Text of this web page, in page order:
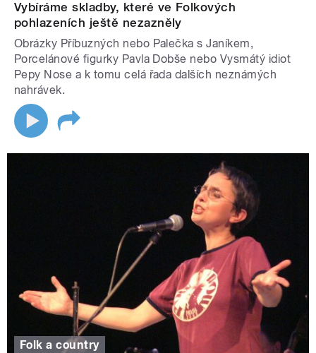
Vybíráme skladby, které ve Folkových
pohlazeních ještě nezazněly
Obrázky Příbuzných nebo Palečka s Janíkem,
Porcelánové figurky Pavla Dobše nebo Vysmátý idiot
Pepy Nose a k tomu celá řada dalších neznámých
nahrávek.
Folk a country